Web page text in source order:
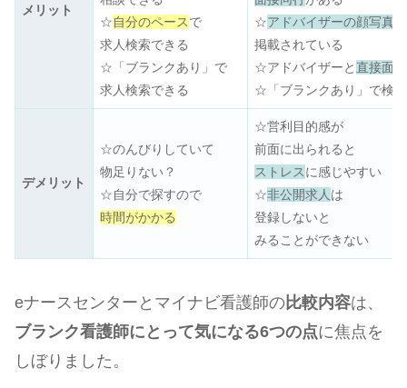
メリット
☆自分のペースで
求人検索できる
☆「ブランクあり」で
求人検索できる
☆アドバイザーの顔写真
掲載されている
☆アドバイザーと 直接面談
☆「ブランクあり」で検
デメリット
☆のんびりしていて
物足りない？
☆自分で探すので
時間がかかる
☆営利目的感が
前面に出られると
ストレスに感じやすい
☆非公開求人 は
登録しないと
みることができない
eナースセンターとマイナビ看護師の比較内容は、
ブランク看護師にとって気になる6つの点に焦点を
しぼりました。